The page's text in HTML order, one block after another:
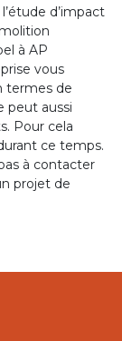
d’impact
à AP
vous
termes de
peut aussi
Pour cela
ce temps.
à contacter
projet de